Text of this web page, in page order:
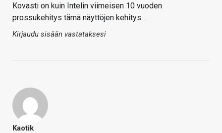
Kovasti on kuin Intelin viimeisen 10 vuoden
prossukehitys tämä näyttöjen kehitys…
Kirjaudu sisään vastataksesi
Kaotik